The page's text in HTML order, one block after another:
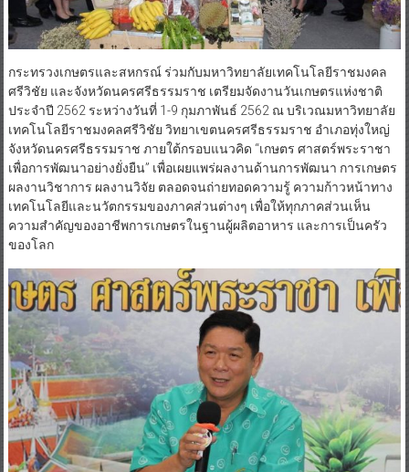
กระทรวงเกษตรและสหกรณ์ ร่วมกับมหาวิทยาลัยเทคโนโลยีราชมงคล
ศรีวิชัย และจังหวัดนครศรีธรรมราช เตรียมจัดงานวันเกษตรแห่งชาติ
ประจำปี 2562 ระหว่างวันที่ 1-9 กุมภาพันธ์ 2562 ณ บริเวณมหาวิทยาลัย
เทคโนโลยีราชมงคลศรีวิชัย วิทยาเขตนครศรีธรรมราช อำเภอทุ่งใหญ่
จังหวัดนครศรีธรรมราช ภายใต้กรอบแนวคิด “เกษตร ศาสตร์พระราชา
เพื่อการพัฒนาอย่างยั่งยืน” เพื่อเผยแพร่ผลงานด้านการพัฒนา การเกษตร
ผลงานวิชาการ ผลงานวิจัย ตลอดจนถ่ายทอดความรู้ ความก้าวหน้าทาง
เทคโนโลยีและนวัตกรรมของภาคส่วนต่างๆ เพื่อให้ทุกภาคส่วนเห็น
ความสำคัญของอาชีพการเกษตรในฐานผู้ผลิตอาหาร และการเป็นครัว
ของโลก